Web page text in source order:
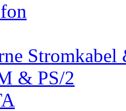
Stromkabel
& PS/2